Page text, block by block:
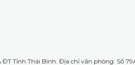
ĐT Tỉnh Thái Bình. Địa chỉ văn phòng: Số